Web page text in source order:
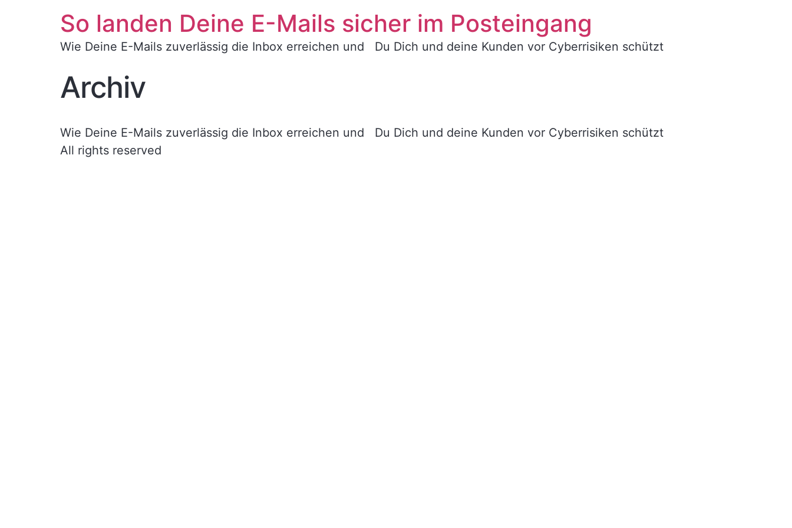
So landen Deine E-Mails sicher im Posteingang
Wie Deine E-Mails zuverlässig die Inbox erreichen und Du Dich und deine Kunden vor Cyberrisiken schützt
Archiv
Wie Deine E-Mails zuverlässig die Inbox erreichen und Du Dich und deine Kunden vor Cyberrisiken schützt
All rights reserved